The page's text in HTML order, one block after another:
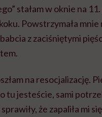
stałam w oknie na
Powstrzymała mnie
z zaciśniętymi
na resocjalizację.
tu jesteście, sami
że zapaliła mi